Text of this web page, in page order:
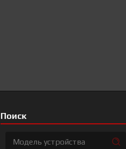
Поиск